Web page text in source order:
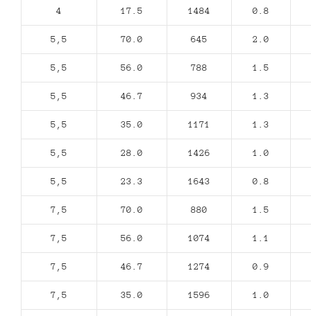
4 17.5 1484 0.8
5,5 70.0 645 2.0
5,5 56.0 788 1.5
5,5 46.7 934 1.3
5,5 35.0 1171 1.3
5,5 28.0 1426 1.0
5,5 23.3 1643 0.8
7,5 70.0 880 1.5
7,5 56.0 1074 1.1
7,5 46.7 1274 0.9
7,5 35.0 1596 1.0